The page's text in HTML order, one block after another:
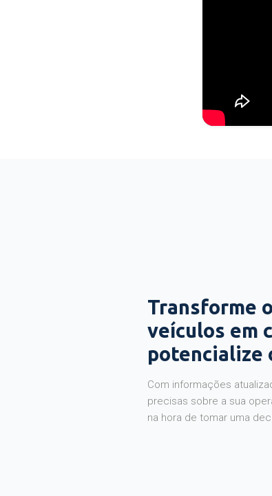
Transforme
veículos em
potencialize
Com informações
precisas sobre a sua
na hora de tomar uma